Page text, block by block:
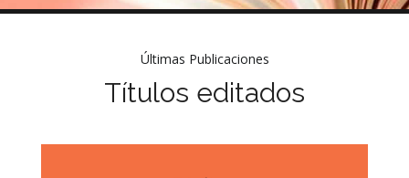
Últimas Publicaciones
Títulos editados